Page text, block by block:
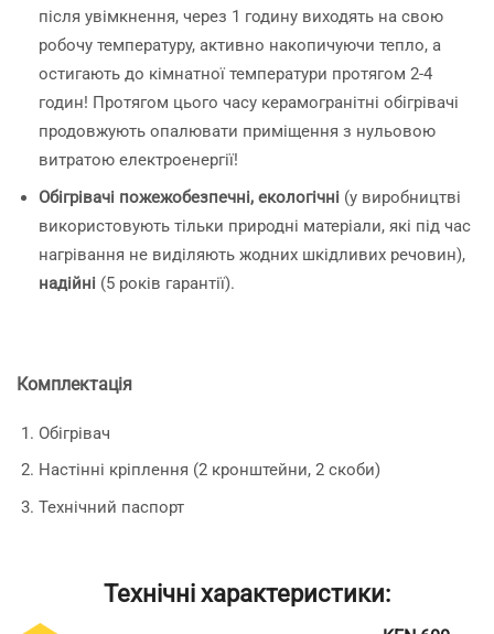
після увімкнення, через 1 годину виходять на свою
робочу температуру, активно накопичуючи тепло, а
остигають до кімнатної температури протягом 2-4
годин! Протягом цього часу керамогранітні обігрівачі
продовжують опалювати приміщення з нульовою
витратою електроенергії!
Обігрівачі пожежобезпечні, екологічні (у виробництві
використовують тільки природні матеріали, які під час
нагрівання не виділяють жодних шкідливих речовин),
надійні (5 років гарантії).
Комплектація
Обігрівач
Настінні кріплення (2 кронштейни, 2 скоби)
Технічний паспорт
Технічні характеристики: